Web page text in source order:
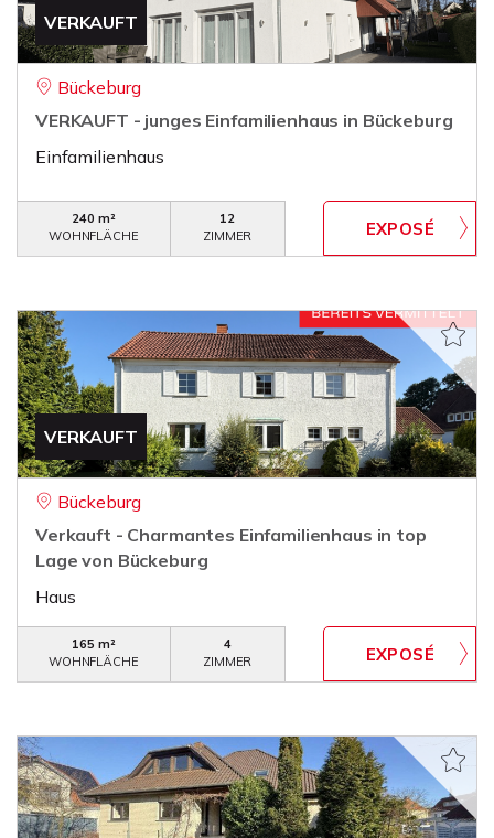
VERKAUFT
Bückeburg
VERKAUFT - junges Einfamilienhaus in Bückeburg
Einfamilienhaus
240 m²
WOHNFLÄCHE
12
ZIMMER
VERKAUFT
Bückeburg
Verkauft - Charmantes Einfamilienhaus in top
Lage von Bückeburg
Haus
165 m²
WOHNFLÄCHE
4
ZIMMER